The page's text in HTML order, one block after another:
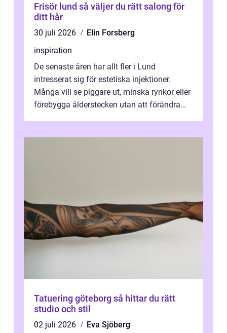
Frisör lund så väljer du rätt salong för
ditt hår
30 juli 2026
Elin Forsberg
inspiration
De senaste åren har allt fler i Lund
intresserat sig för estetiska injektioner.
Många vill se piggare ut, minska rynkor eller
förebygga ålderstecken utan att förändra
Tatuering göteborg så hittar du rätt
studio och stil
02 juli 2026
Eva Sjöberg